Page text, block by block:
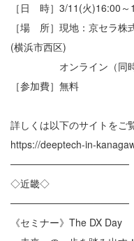
［日 時］3/11(火)16:00～
［場 所］現地：京セラ株
(横浜市西区)
オンライン（同時
［参加費］無料
詳しくは以下のサイトをご
https://deeptech-in-
─────────────────
◇近畿◇
─────────────────
《セミナー》The DX Day